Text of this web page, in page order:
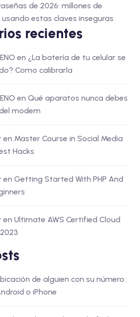
de 2026: millones de
estas claves inseguras
recientes
en ¿La batería de tu celular se
Como calibrarla
en Qué aparatos nunca debes
modem
en Master Course in Social Media
Hacks
en Getting Started With PHP And
en Ultimate AWS Certified Cloud
de alguien con su número
o iPhone